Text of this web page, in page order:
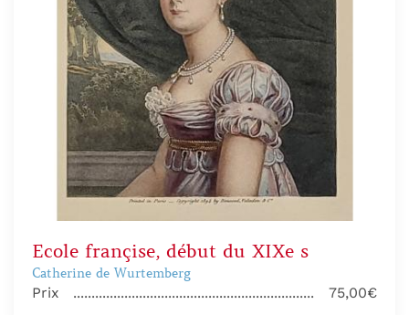
Ecole françise, début du XIXe s
Catherine de Wurtemberg
Prix 75,00€